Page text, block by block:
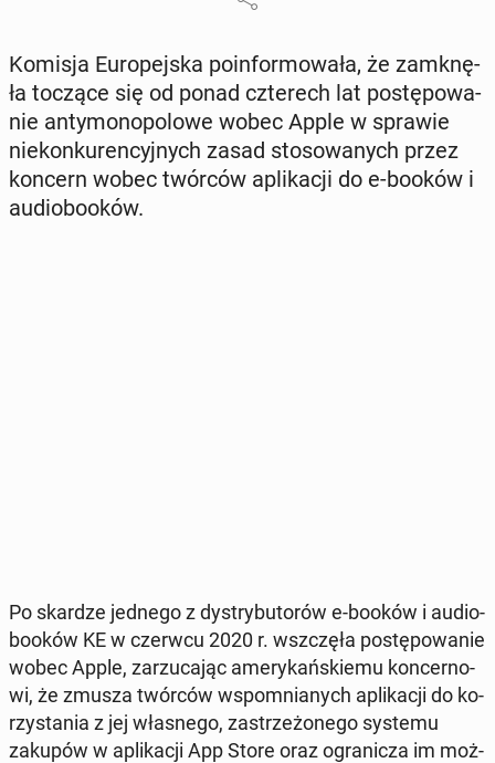
Komisja Eu­ro­pej­ska po­in­for­mo­wa­ła, że za­mknę­
ła toczące się od ponad czte­rech lat po­stę­po­wa­
nie an­ty­mo­no­po­lo­we wobec Apple w sprawie
nie­kon­ku­ren­cyj­nych zasad sto­so­wa­nych przez
koncern wobec twórców apli­ka­cji do e-booków i
au­dio­bo­oków.
Po skardze jednego z dys­try­bu­to­rów e-booków i au­dio­
bo­oków KE w czerwcu 2020 r. wsz­czę­ła po­stę­po­wa­nie
wobec Apple, za­rzu­ca­jąc ame­ry­kań­skie­mu kon­cer­no­
wi, że zmusza twórców wspo­mnia­nych apli­ka­cji do ko­
rzy­sta­nia z jej wła­sne­go, za­strze­żo­ne­go systemu
zakupów w apli­ka­cji App Store oraz ogra­ni­cza im moż­